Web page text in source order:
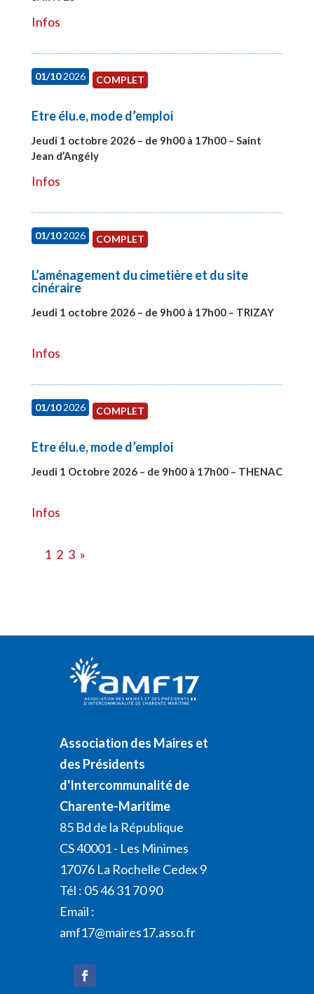
Infos
01/102026 COMPLET
Etre élu.e, mode d’emploi
Jeudi 1 octobre 2026 – de 9h00 à 17h00 – Saint
Jean d’Angély
Infos
01/102026 COMPLET
L’aménagement du cimetière et du site
cinéraire
Jeudi 1 octobre 2026 – de 9h00 à 17h00 – TRIZAY
Infos
01/102026 COMPLET
Etre élu.e, mode d’emploi
Jeudi 1 Octobre 2026 – de 9h00 à 17h00 – THENAC
Infos
1 2 3 »
Association des Maires et
des Présidents
d'Intercommunalité de
Charente-Maritime
85 Bd de la République
CS 40001 - Les Minimes
17076 La Rochelle Cedex 9
Tél : 05 46 31 70 90
Email :
amf17@maires17.asso.fr